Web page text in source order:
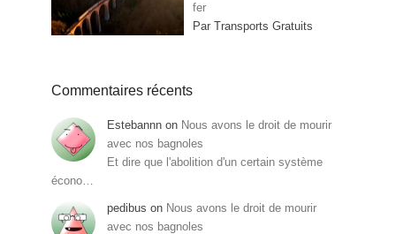
fer
Par Transports Gratuits
Commentaires récents
Estebannn on Nous avons le droit de mourir
avec nos bagnoles
Et dire que l'abolition d'un certain système
écono…
pedibus on Nous avons le droit de mourir
avec nos bagnoles